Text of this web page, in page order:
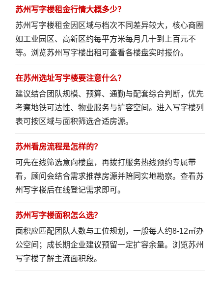
苏州写字楼租金行情大概多少？
苏州写字楼租金因区域与档次不同差异较大，核心商圈
如工业园区、高新区约每平方米每月几十到上百元不
等。 浏览苏州写字楼出租可查看各楼盘实时报价。
在苏州选址写字楼要注意什么？
建议结合团队规模、预算、通勤与配套综合判断，优先
考察地铁可达性、物业服务与扩容空间。 进入写字楼列
表可按区域与面积筛选合适房源。
苏州看房流程是怎样的？
可先在线筛选意向楼盘，再拨打服务热线预约专属带
看，顾问会结合需求推荐房源并陪同实地勘察。 查看苏
州写字楼后在线登记需求即可。
苏州写字楼面积怎么选？
面积应匹配团队人数与工位规划，一般每人约8-12㎡办
公空间；成长期企业建议预留一定扩容余量。 浏览苏州
写字楼了解主流面积段。